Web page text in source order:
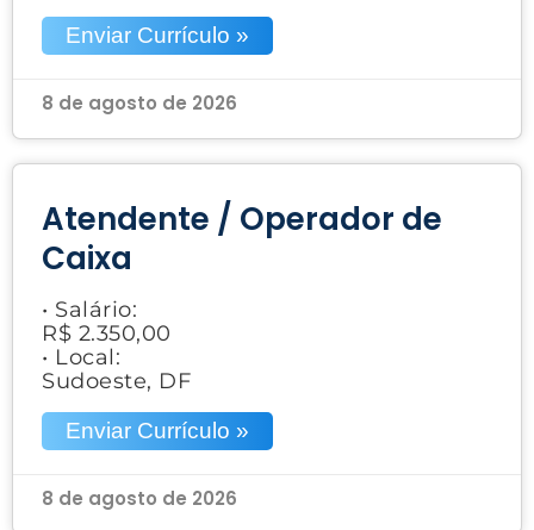
Enviar Currículo »
8 de agosto de 2026
Atendente / Operador de
Caixa
• Salário:
R$ 2.350,00
• Local:
Sudoeste, DF
Enviar Currículo »
8 de agosto de 2026